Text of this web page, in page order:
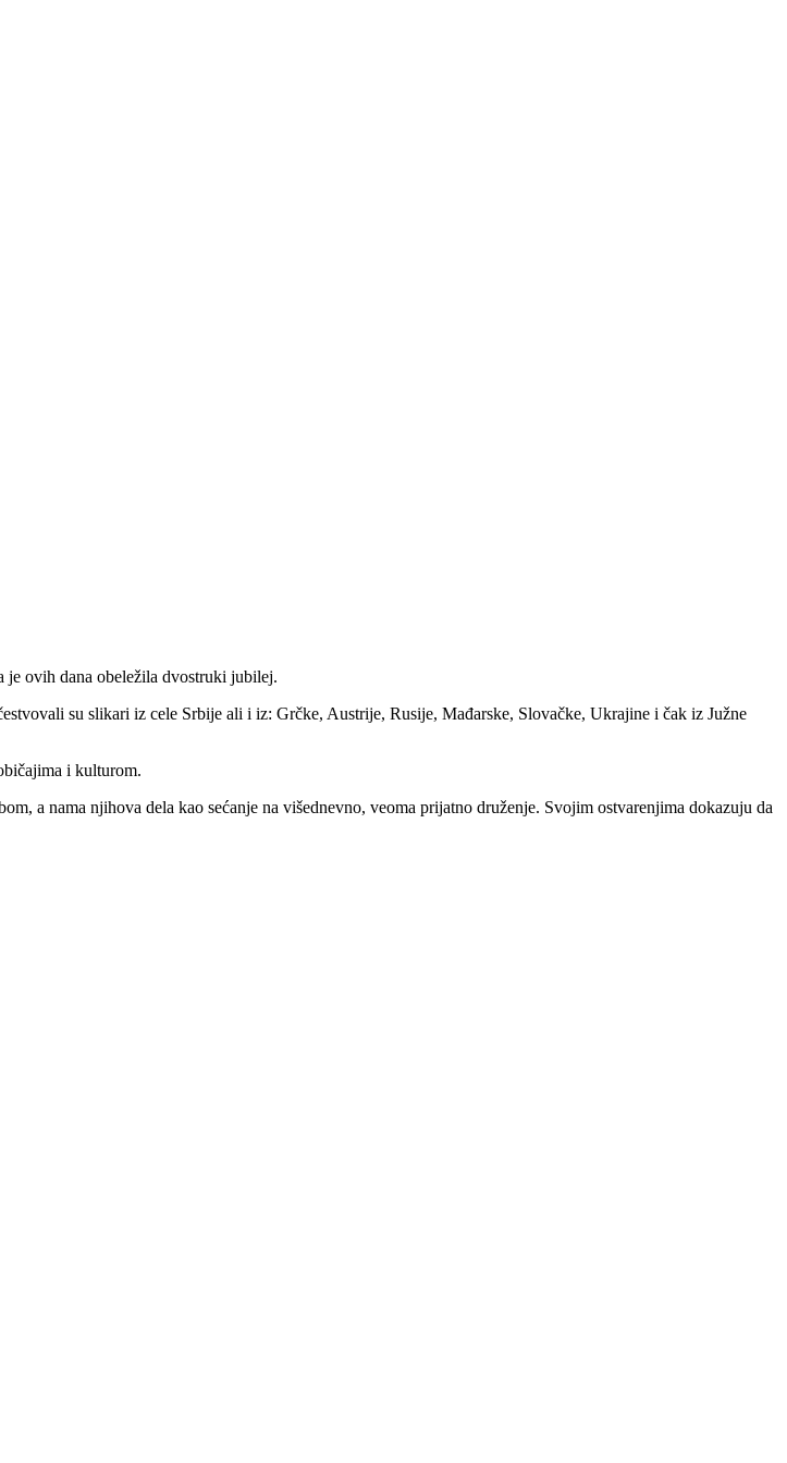
je ovih dana obeležila dvostruki jubilej.
su slikari iz cele Srbije ali i iz: Grčke, Austrije, Rusije, Mađarske, Slovačke, Ukrajine i čak iz Južne
i kulturom.
a nama njihova dela kao sećanje na višednevno, veoma prijatno druženje. Svojim ostvarenjima dokazuju da